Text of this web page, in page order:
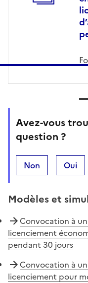
Avez-vous
question ?
Non Oui
Modèles et
Convocation à
licenciement
pendant 30 jours
Convocation à
licenciement pour